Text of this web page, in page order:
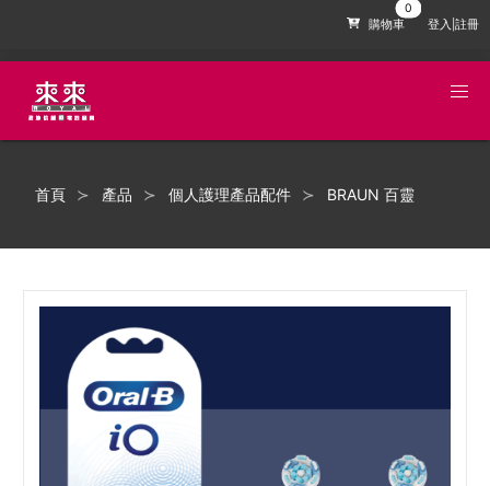
購物車 登入|註冊
首頁 產品 個人護理產品配件 BRAUN 百靈